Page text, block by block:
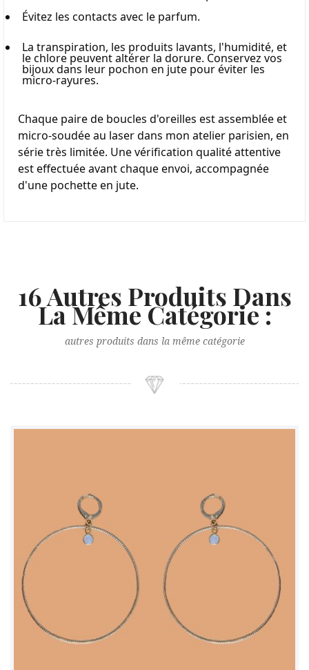
Évitez les contacts avec le parfum.
La transpiration, les produits lavants, l'humidité, et
le chlore peuvent altérer la dorure. Conservez vos
bijoux dans leur pochon en jute pour éviter les
micro-rayures.
Chaque paire de boucles d'oreilles est assemblée et
micro-soudée au laser dans mon atelier parisien, en
série très limitée. Une vérification qualité attentive
est effectuée avant chaque envoi, accompagnée
d'une pochette en jute.
16 Autres Produits Dans
La Même Catégorie :
autres produits dans la même catégorie